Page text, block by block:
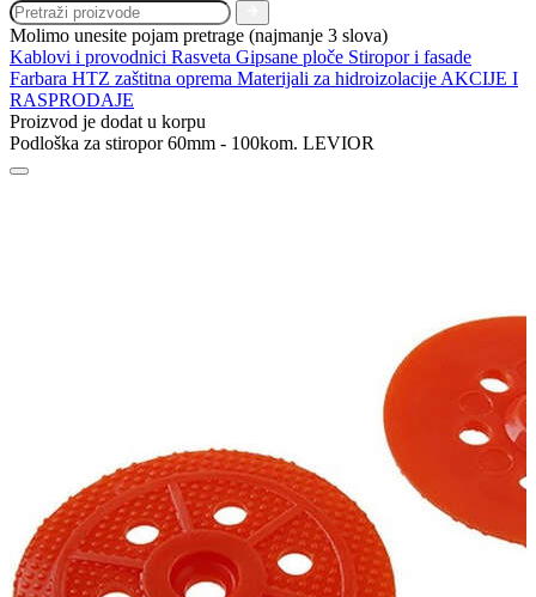
Molimo unesite pojam pretrage (najmanje 3 slova)
Kablovi i provodnici Rasveta Gipsane ploče Stiropor i fasade
Farbara HTZ zaštitna oprema Materijali za hidroizolacije AKCIJE I
RASPRODAJE
Proizvod je dodat u korpu
Podloška za stiropor 60mm - 100kom. LEVIOR